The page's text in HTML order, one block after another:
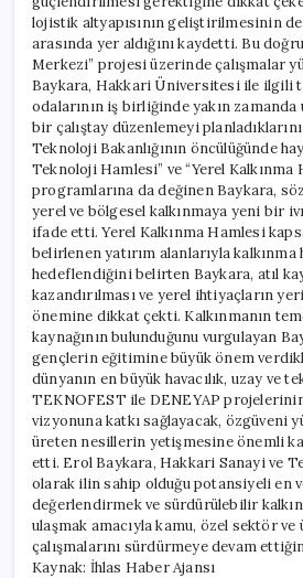
lojistik altyapısının geliştirilmesinin
arasında yer aldığını kaydetti. Bu
Merkezi” projesi üzerinde çalışmalar
Baykara, Hakkari Üniversitesi ile ilgili
odalarının iş birliğinde yakın zamanda
bir çalıştay düzenlemeyi
Teknoloji Bakanlığının öncülüğünde
Teknoloji Hamlesi” ve “Yerel Kalkınma
programlarına da değinen Baykara,
yerel ve bölgesel kalkınmaya yeni bir
ifade etti. Yerel Kalkınma Hamlesi
belirlenen yatırım alanlarıyla kalkınma
hedeflendiğini belirten Baykara, atıl
kazandırılması ve yerel ihtiyaçların
önemine dikkat çekti. Kalkınmanın
kaynağının bulunduğunu vurgulayan
gençlerin eğitimine büyük önem
dünyanın en büyük havacılık, uzay ve
TEKNOFEST ile DENEYAP
vizyonuna katkı sağlayacak, özgüveni
üreten nesillerin yetişmesine önemli
etti. Erol Baykara, Hakkari Sanayi ve
olarak ilin sahip olduğu potansiyeli en
değerlendirmek ve sürdürülebilir
ulaşmak amacıyla kamu, özel sektör
çalışmalarını sürdürmeye devam
Kaynak: İhlas Haber Ajansı